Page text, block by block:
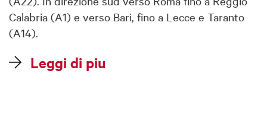
Calabria (A1) e verso Bari, fino a Lecce e Taranto
(A14).
Leggi di piu